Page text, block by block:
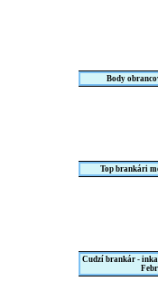
Body
Top brankári
Cudzí brankár -